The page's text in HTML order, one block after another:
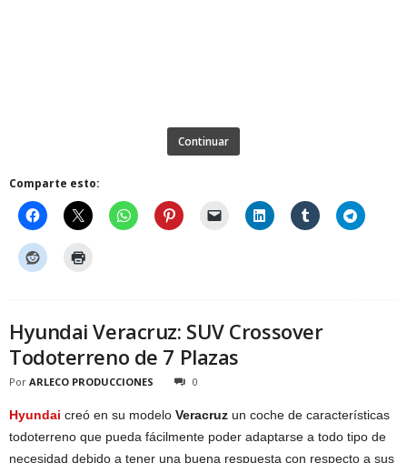
Continuar
Comparte esto:
Hyundai Veracruz: SUV Crossover
Todoterreno de 7 Plazas
Por ARLECO PRODUCCIONES 0
Hyundai creó en su modelo Veracruz un coche de características
todoterreno que pueda fácilmente poder adaptarse a todo tipo de
necesidad debido a tener una buena respuesta con respecto a sus